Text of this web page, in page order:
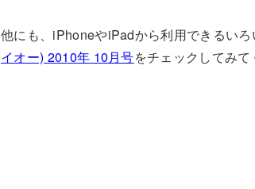
他にも、iPhoneやiPadから利用できるい
イオー) 2010年 10月号をチェックしてみて